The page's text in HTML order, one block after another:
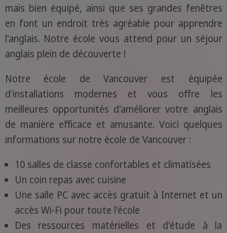
mais bien équipé, ainsi que ses grandes fenêtres
en font un endroit très agréable pour apprendre
l'anglais. Notre école vous attend pour un séjour
anglais plein de découverte !
Notre école de Vancouver est équipée
d'installations modernes et vous offre les
meilleures opportunités d'améliorer votre anglais
de manière efficace et amusante. Voici quelques
informations sur notre école de Vancouver :
10 salles de classe confortables et climatisées
Un coin repas avec cuisine
Une salle PC avec accès gratuit à Internet et un
accès Wi-Fi pour toute l'école
Des ressources matérielles et d'étude à la